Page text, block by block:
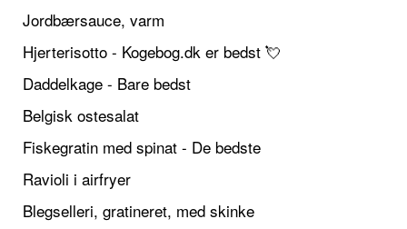
Jordbærsauce, varm
Hjerterisotto - Kogebog.dk er bedst 💘
Daddelkage - Bare bedst
Belgisk ostesalat
Fiskegratin med spinat - De bedste
Ravioli i airfryer
Blegselleri, gratineret, med skinke